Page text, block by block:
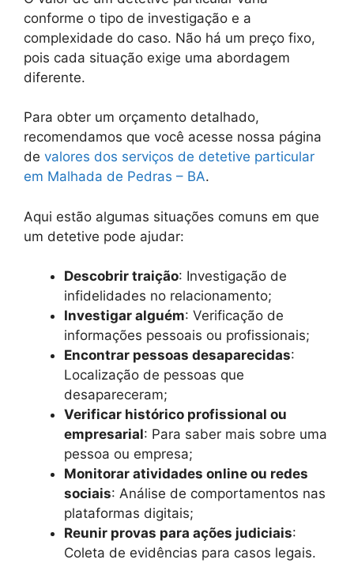
conforme o tipo de investigação e a
complexidade do caso. Não há um preço fixo,
pois cada situação exige uma abordagem
diferente.
Para obter um orçamento detalhado,
recomendamos que você acesse nossa página
de valores dos serviços de detetive particular
em Malhada de Pedras – BA.
Aqui estão algumas situações comuns em que
um detetive pode ajudar:
Descobrir traição: Investigação de
infidelidades no relacionamento;
Investigar alguém: Verificação de
informações pessoais ou profissionais;
Encontrar pessoas desaparecidas:
Localização de pessoas que
desapareceram;
Verificar histórico profissional ou
empresarial: Para saber mais sobre uma
pessoa ou empresa;
Monitorar atividades online ou redes
sociais: Análise de comportamentos nas
plataformas digitais;
Reunir provas para ações judiciais:
Coleta de evidências para casos legais.